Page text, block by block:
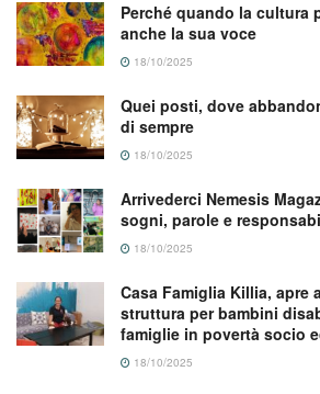
Perché quando la cultura
anche la sua voce
18/10/2025
Quei posti, dove
di sempre
18/10/2025
Arrivederci Nemesis
sogni, parole e
18/10/2025
Casa Famiglia Killia, apre
struttura per bambini
famiglie in povertà socio
18/10/2025